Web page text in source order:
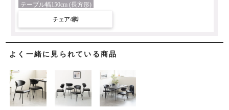
よく一緒に見られている商品
テーブル幅150cm (長方形)
チェア4脚